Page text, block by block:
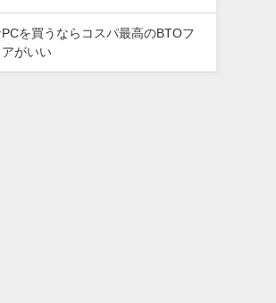
を買うならコスパ最高のBTOフ
がいい